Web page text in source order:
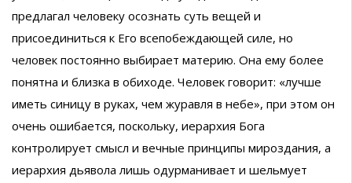
предлагал человеку осознать суть вещей и
присоединиться к Его всепобеждающей силе, но
человек постоянно выбирает материю. Она ему более
понятна и близка в обиходе. Человек говорит: «лучше
иметь синицу в руках, чем журавля в небе», при этом он
очень ошибается, поскольку, иерархия Бога
контролирует смысл и вечные принципы мироздания, а
иерархия дьявола лишь одурманивает и шельмует